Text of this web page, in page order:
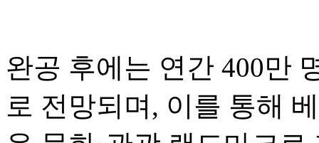
완공 후에는 연간 400만
로 전망되며, 이를 통해